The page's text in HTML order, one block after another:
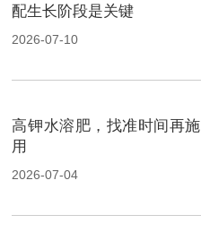
配生长阶段是关键
2026-07-10
高钾水溶肥，找准时间再施
用
2026-07-04